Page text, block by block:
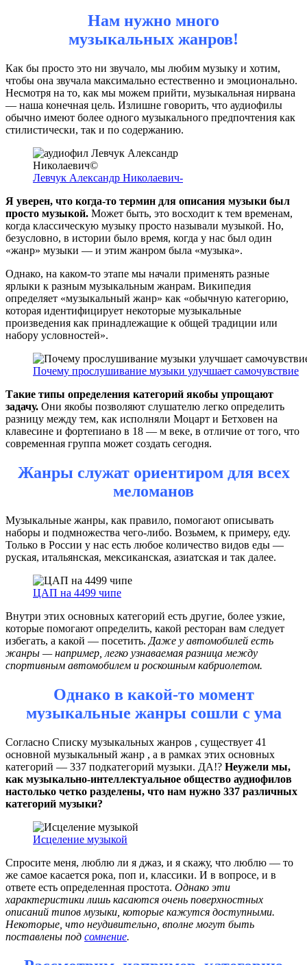
Нам нужно много
музыкальных жанров!
Как бы просто это ни звучало, мы любим музыку и хотим,
чтобы она звучала максимально естественно и эмоционально.
Несмотря на то, как мы можем прийти, музыкальная нирвана
— наша конечная цель. Излишне говорить, что аудиофилы
обычно имеют более одного музыкального предпочтения как
стилистически, так и по содержанию.
Левчук Александр Николаевич-
Я уверен, что когда-то термин для описания музыки был
просто музыкой. Может быть, это восходит к тем временам,
когда классическую музыку просто называли музыкой. Но,
безусловно, в истории было время, когда у нас был один
«жанр» музыки — и этим жанром была «музыка».
Однако, на каком-то этапе мы начали применять разные
ярлыки к разным музыкальным жанрам. Википедия
определяет «музыкальный жанр» как «обычную категорию,
которая идентифицирует некоторые музыкальные
произведения как принадлежащие к общей традиции или
набору условностей».
Почему прослушивание музыки улучшает самочувствие
Такие типы определения категорий якобы упрощают
задачу. Они якобы позволяют слушателю легко определить
разницу между тем, как исполняли Моцарт и Бетховен на
клавесине и фортепиано в 18 — м веке, в отличие от того, что
современная группа может создать сегодня.
Жанры служат ориентиром для всех
меломанов
Музыкальные жанры, как правило, помогают описывать
наборы и подмножества чего-либо. Возьмем, к примеру, еду.
Только в России у нас есть любое количество видов еды —
руская, итальянская, мексиканская, азиатская и так далее.
ЦАП на 4499 чипе
Внутри этих основных категорий есть другие, более узкие,
которые помогают определить, какой ресторан вам следует
избегать, а какой — посетить. Даже у автомобилей есть
жанры — например, легко узнаваемая разница между
спортивным автомобилем и роскошным кабриолетом.
Однако в какой-то момент
музыкальные жанры сошли с ума
Согласно Списку музыкальных жанров , существует 41
основной музыкальный жанр , а в рамках этих основных
категорий — 337 подкатегорий музыки. ДА!? Неужели мы,
как музыкально-интеллектуальное общество аудиофилов
настолько четко разделены, что нам нужно 337 различных
категорий музыки?
Исцеление музыкой
Спросите меня, люблю ли я джаз, и я скажу, что люблю — то
же самое касается рока, поп и, классики. И в вопросе, и в
ответе есть определенная простота. Однако эти
характеристики лишь касаются очень поверхностных
описаний типов музыки, которые кажутся доступными.
Некоторые, что неудивительно, вполне могут быть
поставлены под сомнение.